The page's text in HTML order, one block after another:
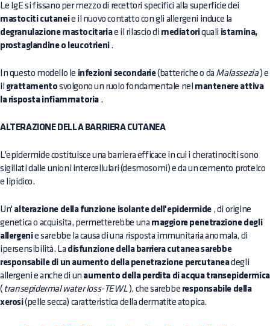
Le IgE si fissano per mezzo di recettori specifici alla superficie dei
mastociti cutaneie il nuovo contatto con gli allergeni induce la
degranulazione mastocitariae il rilascio di mediatoriquali istamina,
prostaglandine o leucotrieni.
In questo modello le infezioni secondarie(batteriche o da Malassezia) e
il grattamento svolgono un ruolo fondamentale nel mantenere attiva
la risposta infiammatoria .
ALTERAZIONE DELLA BARRIERA CUTANEA
L'epidermide costituisce una barriera efficace in cui i cheratinociti sono
sigillati dalle unioni intercellulari (desmosomi) e da un cemento proteico
e lipidico.
Un' alterazione della funzione isolante dell'epidermide , di origine
genetica o acquisita, permetterebbe una maggiore penetrazione degli
allergenie sarebbe la causa di una risposta immunitaria anomala, di
ipersensibilità. La disfunzione della barriera cutanea sarebbe
responsabile di un aumento della penetrazione percutaneadegli
allergeni e anche di un aumento della perdita di acqua transepidermica
( transepidermal water loss-TEWL), che sarebbe responsabile della
xerosi(pelle secca) caratteristica della dermatite atopica.